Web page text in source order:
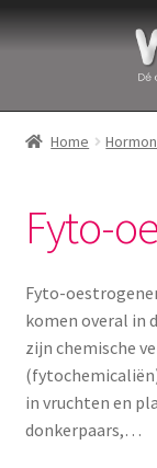
Ga
Ga
Home
Intiemverzorging
Menstruatiedisks
Menstruatiecups
Home
Fyto-
Fyto-
komen overal in
zijn chemische
in vruchten en
donkerpaars,…